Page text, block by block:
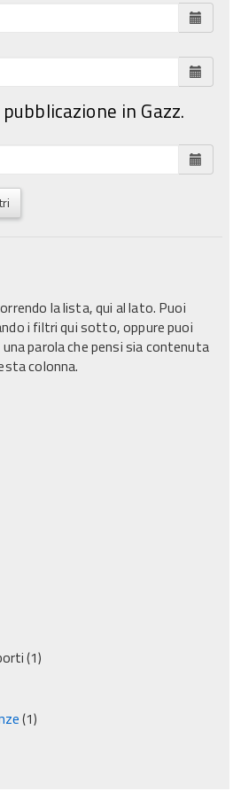
in Gazz.
la lista, qui al lato. Puoi
i filtri qui sotto, oppure puoi
parola che pensi sia contenuta
colonna.
(1)
(1)